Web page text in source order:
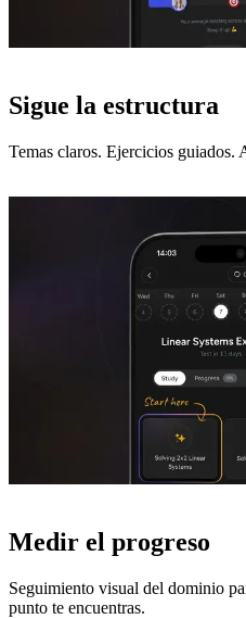
Sigue la estructura
Temas claros. Ejercicios guiados.
Medir el progreso
Seguimiento visual del dominio
punto te encuentras.